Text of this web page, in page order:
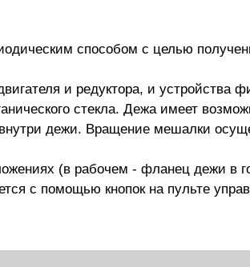
способом с це­лью
и редук­тора, и устройства
стекла. Дежа имеет
дежи. Враще­ние мешалки
(в рабочем - фланец дежи в
с помощью кнопок на пульте